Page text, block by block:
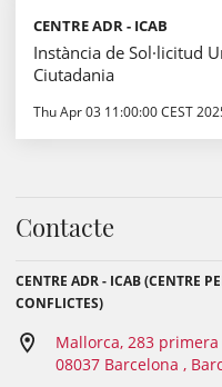
CENTRE ADR - ICAB
Instància de Sol·licitud
Ciutadania
Thu Apr 03 11:00:00 CEST
Contacte
CENTRE ADR - ICAB (CENTRE
CONFLICTES)
Mallorca, 283
08037 Barcelona ,